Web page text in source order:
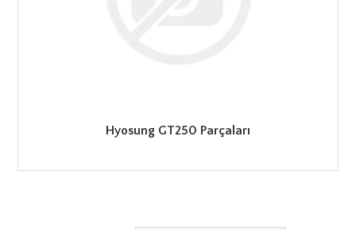
Hyosung GT250 Parçaları